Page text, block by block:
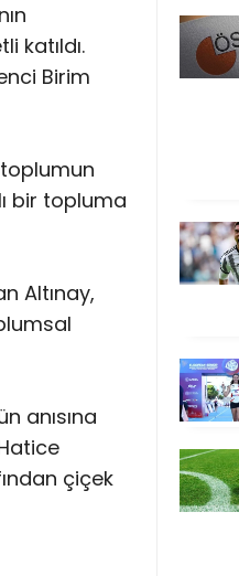
katıldı.
Birim
toplumun
bir topluma
Altınay,
anısına
çiçek